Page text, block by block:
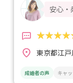
安心・
東京都江
成婚者の声 キャ